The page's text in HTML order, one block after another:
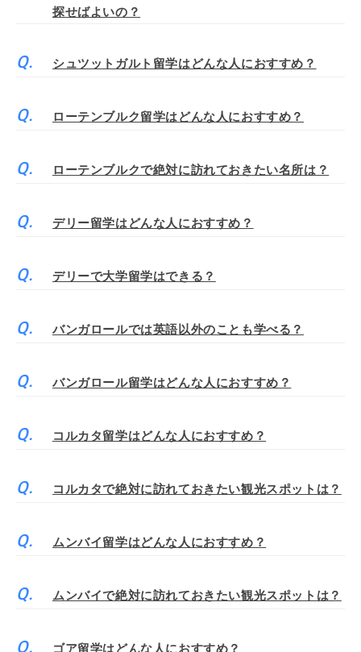
探せばよいの？
シュツットガルト留学はどんな人におすすめ？
ローテンブルク留学はどんな人におすすめ？
ローテンブルクで絶対に訪れておきたい名所は？
デリー留学はどんな人におすすめ？
デリーで大学留学はできる？
バンガロールでは英語以外のことも学べる？
バンガロール留学はどんな人におすすめ？
コルカタ留学はどんな人におすすめ？
コルカタで絶対に訪れておきたい観光スポットは？
ムンバイ留学はどんな人におすすめ？
ムンバイで絶対に訪れておきたい観光スポットは？
ゴア留学はどんな人におすすめ？